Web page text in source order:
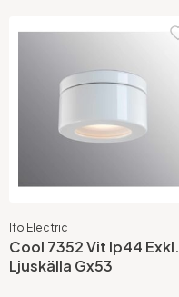
Ifö Electric
Cool 7352 Vit Ip44 Exkl.
Ljuskälla Gx53